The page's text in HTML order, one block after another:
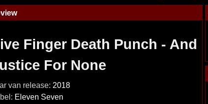
Finger Death Punch - And
For None
van release: 2018
Eleven Seven